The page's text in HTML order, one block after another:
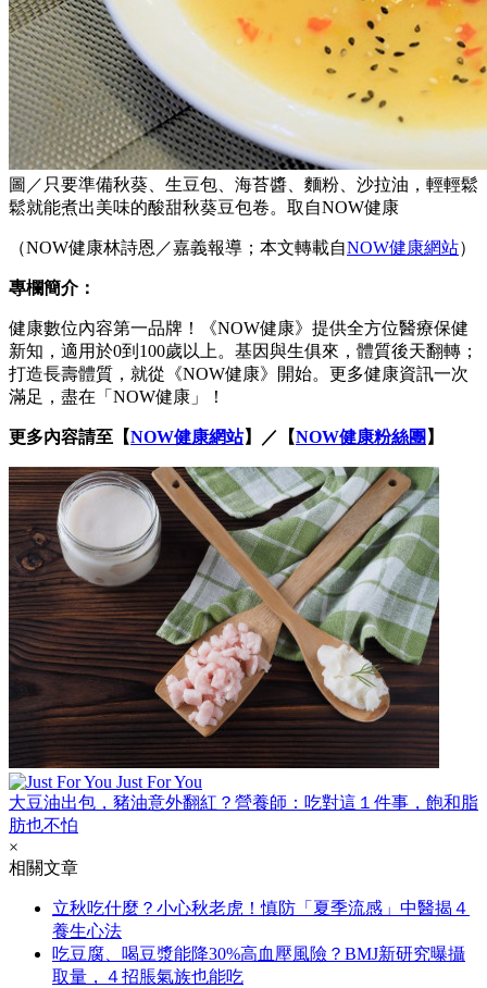
圖／只要準備秋葵、生豆包、海苔醬、麵粉、沙拉油，輕輕鬆
鬆就能煮出美味的酸甜秋葵豆包卷。取自NOW健康
（NOW健康林詩恩／嘉義報導；本文轉載自NOW健康網站）
專欄簡介：
健康數位內容第一品牌！《NOW健康》提供全方位醫療保健
新知，適用於0到100歲以上。基因與生俱來，體質後天翻轉；
打造長壽體質，就從《NOW健康》開始。更多健康資訊一次
滿足，盡在「NOW健康」！
更多內容請至【NOW健康網站】／【NOW健康粉絲團 】
Just For You
大豆油出包，豬油意外翻紅？營養師：吃對這１件事，飽和脂
肪也不怕
×
相關文章
立秋吃什麼？小心秋老虎！慎防「夏季流感」中醫揭４
養生心法
吃豆腐、喝豆漿能降30%高血壓風險？BMJ新研究曝攝
取量，４招脹氣族也能吃